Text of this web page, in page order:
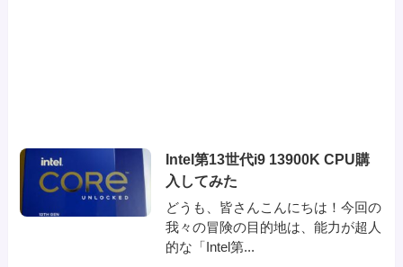
Intel第13世代i9 13900K CPU購
入してみた
どうも、皆さんこんにちは！今回の
我々の冒険の目的地は、能力が超人
的な「Intel第...